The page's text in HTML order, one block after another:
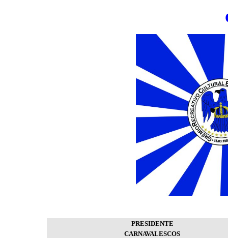
PRESIDENTE
CARNAVALESCOS